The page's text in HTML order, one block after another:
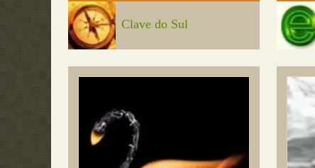
Clave do Sul